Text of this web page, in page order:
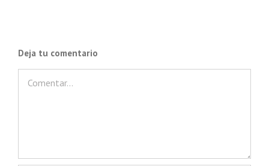
Deja tu comentario